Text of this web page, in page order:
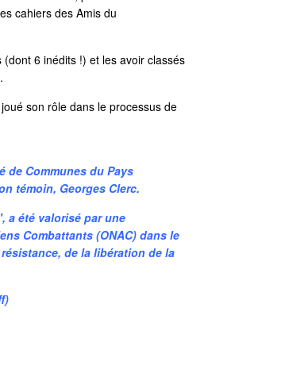
cahiers des Amis du
6 inédits !) et les avoir classés
son rôle dans le processus de
de Communes du Pays
témoin, Georges Clerc.
a été valorisé par une
Combattants (ONAC) dans le
de la libération de la